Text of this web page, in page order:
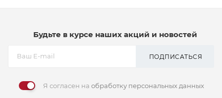
Будьте в курсе наших акций и новостей
ПОДПИСАТЬСЯ
Я согласен на обработку персональных данных